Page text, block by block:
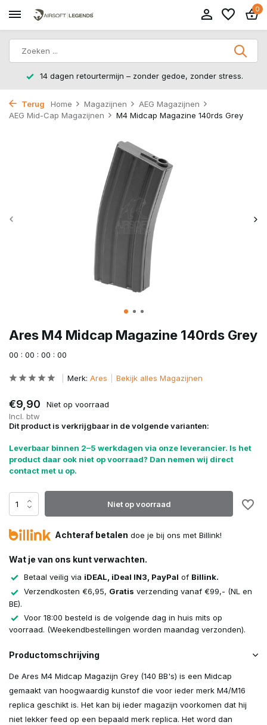
0
14 dagen retourtermijn – zonder gedoe, zonder stress.
Terug Home Magazijnen
AEG Magazijnen
AEG Mid-Cap Magazijnen
M4 Midcap Magazine 140rds Grey
Ares M4 Midcap Magazine 140rds Grey
00 : 00 : 00 : 00
Merk: Ares Bekijk alles Magazijnen
€9,90
Niet op voorraad
Incl. btw
Dit product is verkrijgbaar in de volgende varianten:
Leverbaar binnen 2–5 werkdagen via onze leverancier. Is het
product daar ook niet op voorraad? Dan nemen wij direct
contact met u op.
Niet op voorraad
Achteraf betalen doe je bij ons met Billink!
Wat je van ons kunt verwachten.
Betaal veilig via iDEAL, iDeal IN3, PayPal of Billink.
Verzendkosten €6,95, Gratis verzending vanaf €99,- (NL en
BE).
Voor 18:00 besteld is de volgende dag in huis mits op
voorraad. (Weekendbestellingen worden maandag verzonden).
Productomschrijving
De Ares M4 Midcap Magazijn Grey (140 BB's) is een Midcap
gemaakt van hoogwaardig kunstof die voor ieder merk M4/M16
replica geschikt is. Het kan bij ieder magazijn voorkomen dat hij
niet lekker feed op een bepaald merk replica. Het word dan